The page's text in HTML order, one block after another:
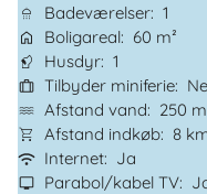
Badeværelser 1
Boligareal
60 m²
Husdyr 1
Tilbyder miniferie
Afstand vand
250 m
Afstand indkøb 8
Internet
Ja
Parabol/kabel TV